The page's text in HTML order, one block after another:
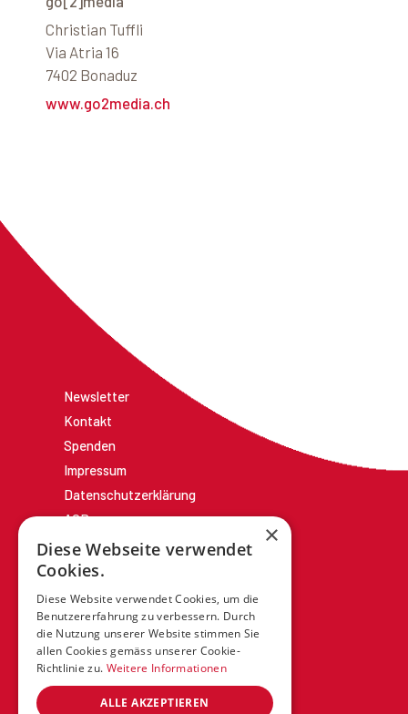
Christian Tuffli
Via Atria 16
7402 Bonaduz
www.go2media.ch
Newsletter
Kontakt
Spenden
Impressum
Datenschutzerklärung
AGBs
×
Diese Webseite verwendet
Cookies.
Diese Website verwendet Cookies, um die
Benutzererfahrung zu verbessern. Durch
die Nutzung unserer Website stimmen Sie
allen Cookies gemäss unserer Cookie-
Richtlinie zu. Weitere Informationen
ALLE AKZEPTIEREN